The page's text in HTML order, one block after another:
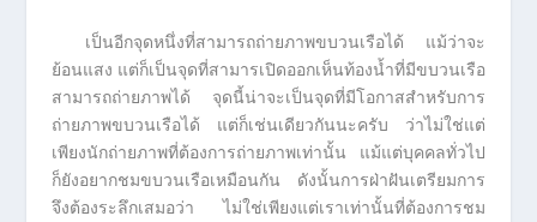
เป็นอีกจุดหนึ่งที่สามารถถ่ายภาพขบวนเรือได้ แม้ว่าจะ
ย้อนแสง แต่ก็เป็นจุดที่สามารเปิดออกเห็นท้องน้ำที่มีขบวนเรือ
สามารถถ่ายภาพได้ จุดนี้น่าจะเป็นจุดที่มีโอกาสสำหรับการ
ถ่ายภาพขบวนเรือได้ แต่ก็เช่นเดียวกันนะครับ ว่าไม่ใช่แต่
เพียงนักถ่ายภาพที่ต้องการถ่ายภาพเท่านั้น แม้แต่บุคคลทั่วไป
ก็ยังอยากชมขบวนเรือเหมือนกัน ดังนั้นการฝ่าฝันเตรียมการ
จึงต้องระลึกเสมอว่า ไม่ใช่เพียงแต่เราเท่านั้นที่ต้องการชม